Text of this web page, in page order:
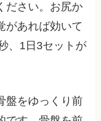
ださい。お尻か
があれば効いて
、1日3セットが
盤をゆっくり前